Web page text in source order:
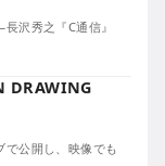
沢秀之『C通信』
DRAWING
公開し、映像でも